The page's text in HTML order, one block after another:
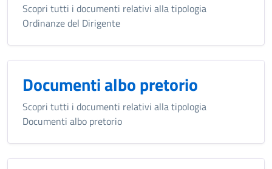
Scopri tutti i documenti relativi alla tipologia
Ordinanze del Dirigente
Documenti albo pretorio
Scopri tutti i documenti relativi alla tipologia
Documenti albo pretorio